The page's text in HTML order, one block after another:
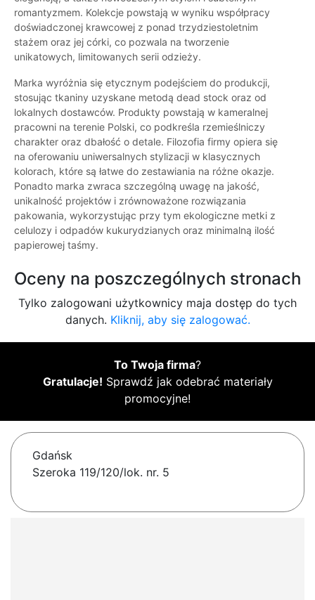
romantyzmem. Kolekcje powstają w wyniku współpracy
doświadczonej krawcowej z ponad trzydziestoletnim
stażem oraz jej córki, co pozwala na tworzenie
unikatowych, limitowanych serii odzieży.
Marka wyróżnia się etycznym podejściem do produkcji,
stosując tkaniny uzyskane metodą dead stock oraz od
lokalnych dostawców. Produkty powstają w kameralnej
pracowni na terenie Polski, co podkreśla rzemieślniczy
charakter oraz dbałość o detale. Filozofia firmy opiera się
na oferowaniu uniwersalnych stylizacji w klasycznych
kolorach, które są łatwe do zestawiania na różne okazje.
Ponadto marka zwraca szczególną uwagę na jakość,
unikalność projektów i zrównoważone rozwiązania
pakowania, wykorzystując przy tym ekologiczne metki z
celulozy i odpadów kukurydzianych oraz minimalną ilość
papierowej taśmy.
Oceny na poszczególnych stronach
Tylko zalogowani użytkownicy maja dostęp do tych
danych. Kliknij, aby się zalogować.
To Twoja firma?
Gratulacje! Sprawdź jak odebrać materiały
promocyjne!
Gdańsk
Szeroka 119/120/lok. nr. 5